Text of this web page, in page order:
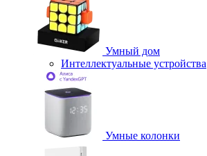
Умный дом
Интеллектуальные устройства
Умные колонки